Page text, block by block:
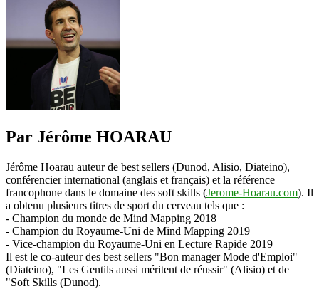
Par Jérôme HOARAU
Jérôme Hoarau auteur de best sellers (Dunod, Alisio, Diateino),
conférencier international (anglais et français) et la référence
francophone dans le domaine des soft skills (Jerome-Hoarau.com). Il
a obtenu plusieurs titres de sport du cerveau tels que :
- Champion du monde de Mind Mapping 2018
- Champion du Royaume-Uni de Mind Mapping 2019
- Vice-champion du Royaume-Uni en Lecture Rapide 2019
Il est le co-auteur des best sellers "Bon manager Mode d'Emploi"
(Diateino), "Les Gentils aussi méritent de réussir" (Alisio) et de
"Soft Skills (Dunod).